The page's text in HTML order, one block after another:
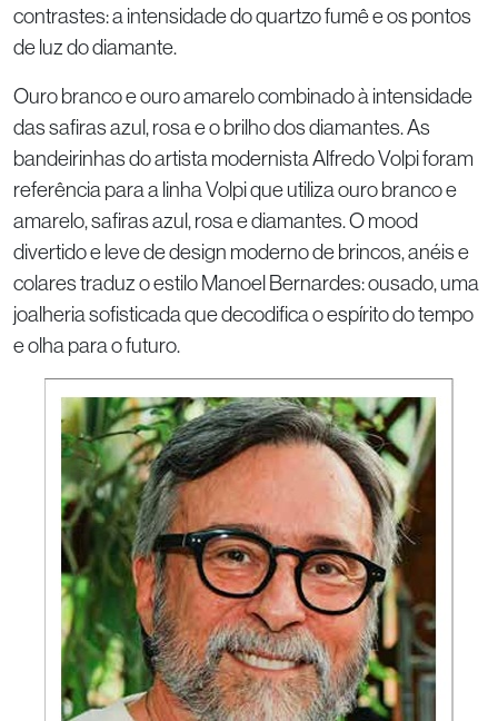
contrastes: a intensidade do quartzo fumê e os pontos
de luz do diamante.
Ouro branco e ouro amarelo combinado à intensidade
das safiras azul, rosa e o brilho dos diamantes. As
bandeirinhas do artista modernista Alfredo Volpi foram
referência para a linha Volpi que utiliza ouro branco e
amarelo, safiras azul, rosa e diamantes. O mood
divertido e leve de design moderno de brincos, anéis e
colares traduz o estilo Manoel Bernardes: ousado, uma
joalheria sofisticada que decodifica o espírito do tempo
e olha para o futuro.